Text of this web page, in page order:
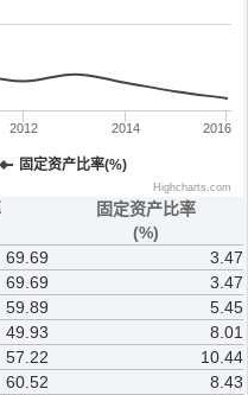
固定资产比率(%)
2012 2014 2016
Highcharts.com
固定资产比率
(%)
69.69
3.47
69.69
3.47
59.89
5.45
49.93
8.01
57.22
10.44
60.52
8.43